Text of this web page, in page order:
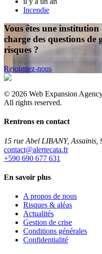
Incendie
Vous êtes une
charge des questions de
risques ?
Rejoignez-nous
© 2026 Web Expansion
All rights reserved.
Rentrons en contact
15 rue Abel LIBANY, Assainis,
rf.atacetrela@tcatnoc
+590 690 677 631
En savoir plus
A propos de nous
Risques & aléas
Actualités
Gestion de crise
Conditions générales
Confidentialité